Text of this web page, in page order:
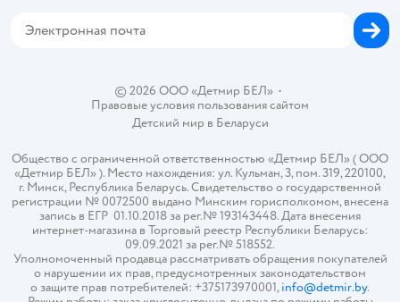
© 2026 ООО «Детмир БЕЛ»•
Правовые условия пользования сайтом
Детский мир в Беларуси
Общество с ограниченной ответственностью «Детмир БЕЛ» ( ООО
«Детмир БЕЛ» ). Место нахождения: ул. Кульман, 3, пом. 319, 220100,
г. Минск, Республика Беларусь. Свидетельство о государственной
регистрации № 0072500 выдано Минским горисполкомом, внесена
запись в ЕГР 01.10.2018 за рег.№ 193143448. Дата внесения
интернет-магазина в Торговый реестр Республики Беларусь:
09.09.2021 за рег.№ 518552.
Уполномоченный продавца рассматривать обращения покупателей
о нарушении их прав, предусмотренных законодательством
о защите прав потребителей: +375173970001,info@detmir.by.